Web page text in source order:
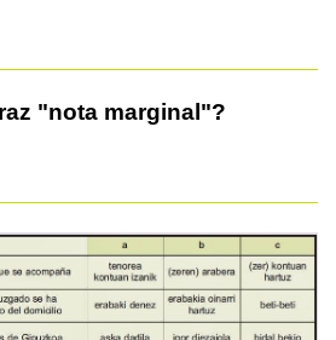
"nota marginal"?